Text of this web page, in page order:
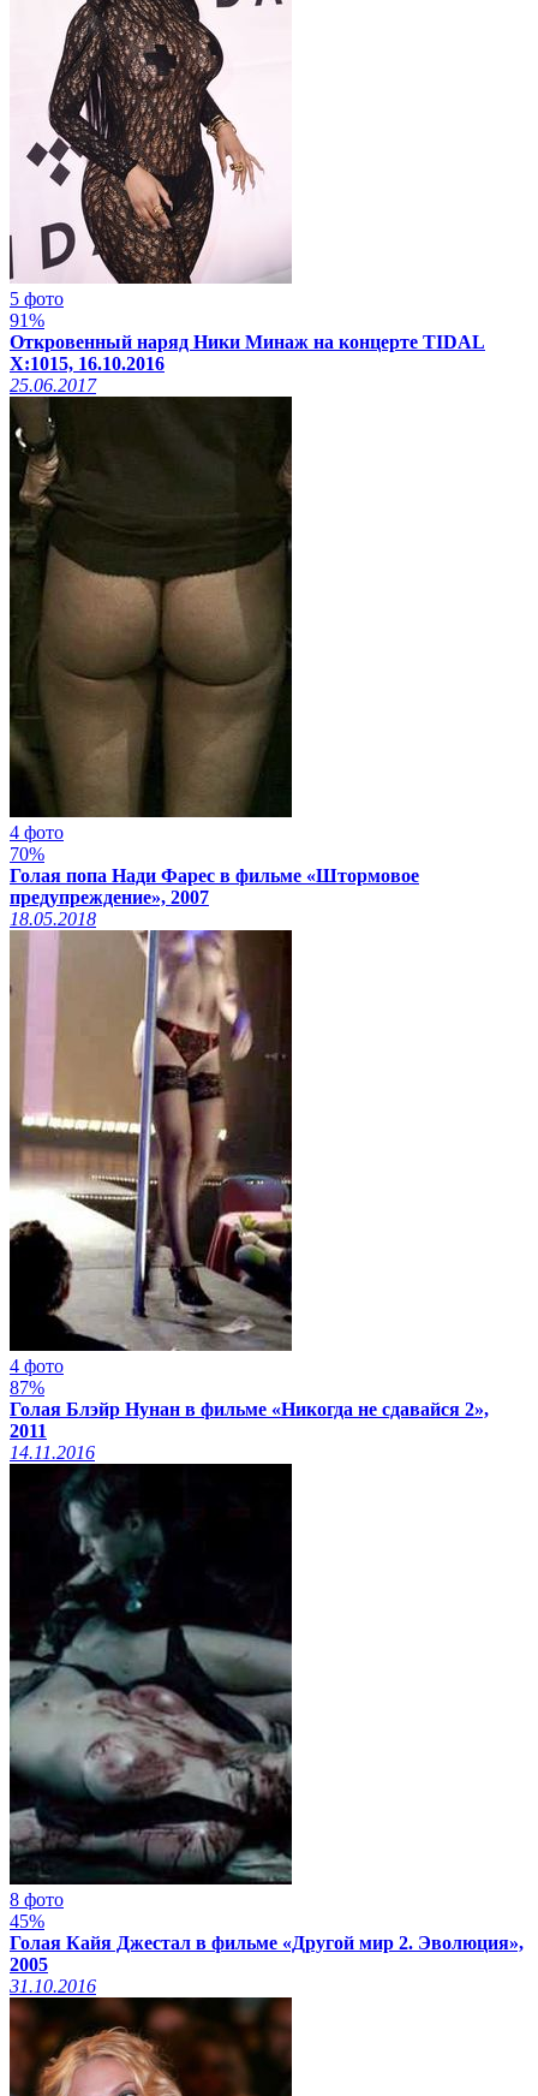
5 фото
91%
Откровенный наряд Ники Минаж на концерте TIDAL
X:1015, 16.10.2016
25.06.2017
4 фото
70%
Голая попа Нади Фарес в фильме «Штормовое
предупреждение», 2007
18.05.2018
4 фото
87%
Голая Блэйр Нунан в фильме «Никогда не сдавайся 2»,
2011
14.11.2016
8 фото
45%
Голая Кайя Джестал в фильме «Другой мир 2. Эволюция»,
2005
31.10.2016